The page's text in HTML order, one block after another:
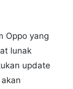
Oppo yang
lunak
update